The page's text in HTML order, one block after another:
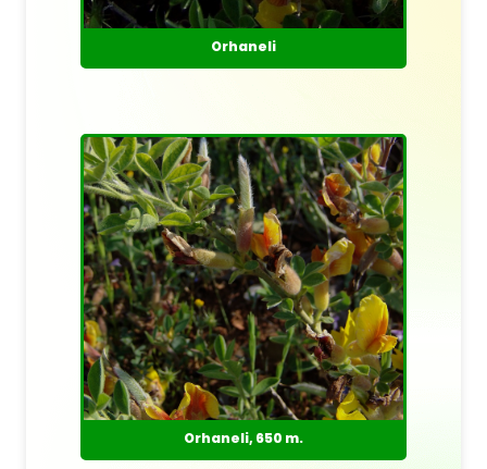
Orhaneli
Orhaneli, 650 m.